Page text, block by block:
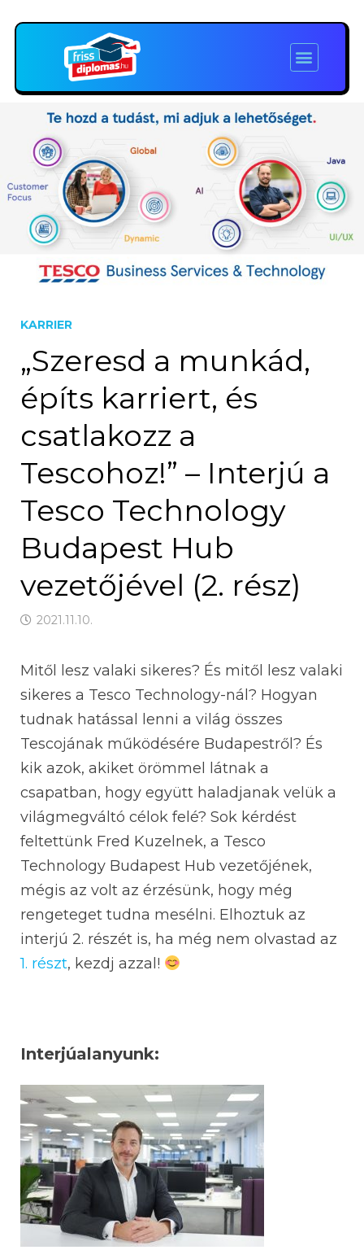
KARRIER
„Szeresd a munkád,
építs karriert, és
csatlakozz a
Tescohoz!” – Interjú a
Tesco Technology
Budapest Hub
vezetőjével (2. rész)
2021.11.10.
Mitől lesz valaki sikeres? És mitől lesz valaki
sikeres a Tesco Technology-nál? Hogyan
tudnak hatással lenni a világ összes
Tescojának működésére Budapestről? És
kik azok, akiket örömmel látnak a
csapatban, hogy együtt haladjanak velük a
világmegváltó célok felé? Sok kérdést
feltettünk Fred Kuzelnek, a Tesco
Technology Budapest Hub vezetőjének,
mégis az volt az érzésünk, hogy még
rengeteget tudna mesélni. Elhoztuk az
interjú 2. részét is, ha még nem olvastad az
1. részt, kezdj azzal!
Interjúalanyunk: